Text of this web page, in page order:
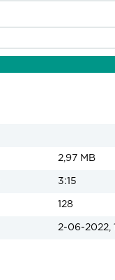
2,97 MB
3:15
128
2-06-2022,